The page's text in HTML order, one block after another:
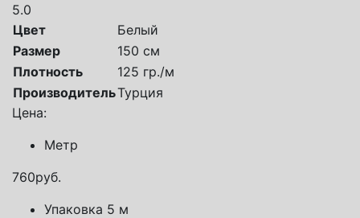
5.0
Цвет
Белый
Размер
150 см
Плотность
125 гр./м
ПроизводительТурция
Цена:
Метр
760руб.
Упаковка 5 м